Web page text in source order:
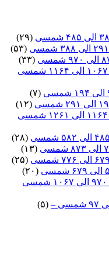
(۲۹)
(۵۳)
(۳۳)
(۷)
(۱۲)
(۲۸)
(۱۳)
(۲۵)
(۲۰)
(۵)